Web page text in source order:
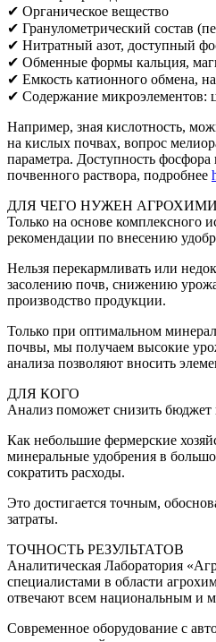
✔ Органическое вещество
✔ Гранулометрический состав
✔ Нитратный азот, доступный
✔ Обменные формы кальция,
✔ Емкость катионного обмена,
✔ Содержание микроэлементов:
Например, зная кислотность,
на кислых почвах, вопрос
параметра. Доступность
почвенного раствора, подробнее
ДЛЯ ЧЕГО НУЖЕН
Только на основе комплексного
рекомендации по внесению
Нельзя перекармливать или
засолению почв, снижению
производство продукции.
Только при оптимальном
почвы, мы получаем высокие
анализа позволяют вносить
ДЛЯ КОГО
Анализ поможет снизить бюджет
Как небольшие фермерские
минеральные удобрения в
сократить расходы.
Это достигается точным,
затраты.
ТОЧНОСТЬ РЕЗУЛЬТАТОВ
Аналитическая Лаборатория
специалистами в области
отвечают всем национальным и
Современное оборудование с